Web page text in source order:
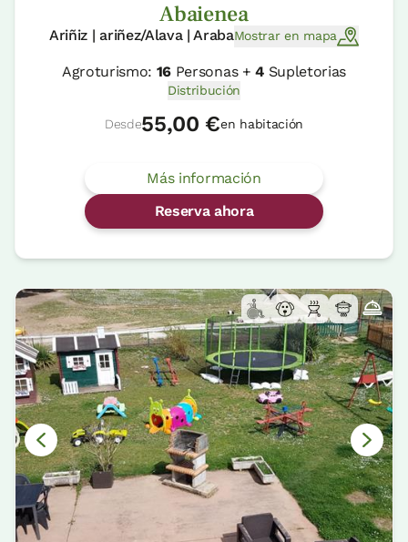
Abaienea
Ariñiz | ariñez/Alava | ArabaMostrar en mapa
Agroturismo: 16 Personas +4Supletorias
Distribución
Desde55,00 €en habitación
Más información
Reserva ahora